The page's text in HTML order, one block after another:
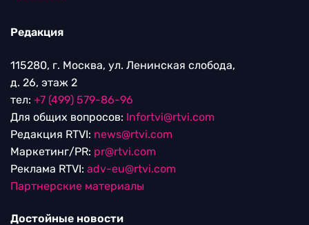
Редакция
115280, г. Москва, ул. Ленинская слобода,
д. 26, этаж 2
тел: +7 (499) 579-86-96
Для общих вопросов: Infortvi@rtvi.com
Редакция RTVI: news@rtvi.com
Маркетинг/PR: pr@rtvi.com
Реклама RTVI: adv-eu@rtvi.com
Партнерские материалы
Достойные новости